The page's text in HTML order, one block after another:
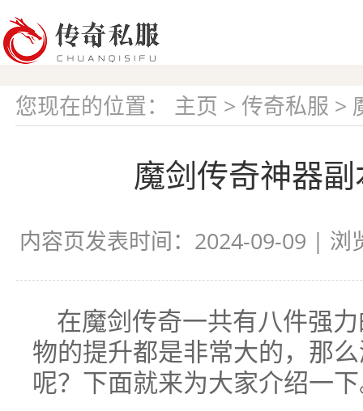
您现在的位置： 主页 > 传奇私服 >
魔剑传奇神器
内容页发表时间：2024-09-09 | 浏
在魔剑传奇一共有八件强
物的提升都是非常大的，那
呢？下面就来为大家介绍一